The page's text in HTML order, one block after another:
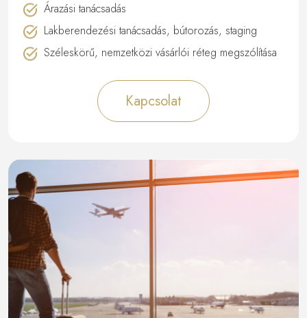
Árazási tanácsadás
Lakberendezési tanácsadás, bútorozás, staging
Széleskörű, nemzetközi vásárlói réteg megszólítása
Kapcsolat